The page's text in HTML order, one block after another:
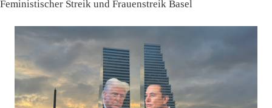
Feministischer Streik und Frauenstreik Basel